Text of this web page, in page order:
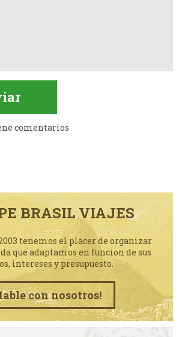
comentarios
BRASIL VIAJES
tenemos el placer de organizar
que adaptamos en funcion de sus
intereses y presupuesto.
con nosotros!